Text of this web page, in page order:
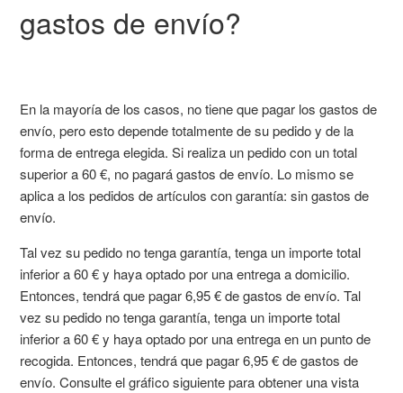
gastos de envío?
En la mayoría de los casos, no tiene que pagar los gastos de
envío, pero esto depende totalmente de su pedido y de la
forma de entrega elegida. Si realiza un pedido con un total
superior a 60 €, no pagará gastos de envío. Lo mismo se
aplica a los pedidos de artículos con garantía: sin gastos de
envío.
Tal vez su pedido no tenga garantía, tenga un importe total
inferior a 60 € y haya optado por una entrega a domicilio.
Entonces, tendrá que pagar 6,95 € de gastos de envío. Tal
vez su pedido no tenga garantía, tenga un importe total
inferior a 60 € y haya optado por una entrega en un punto de
recogida. Entonces, tendrá que pagar 6,95 € de gastos de
envío. Consulte el gráfico siguiente para obtener una vista